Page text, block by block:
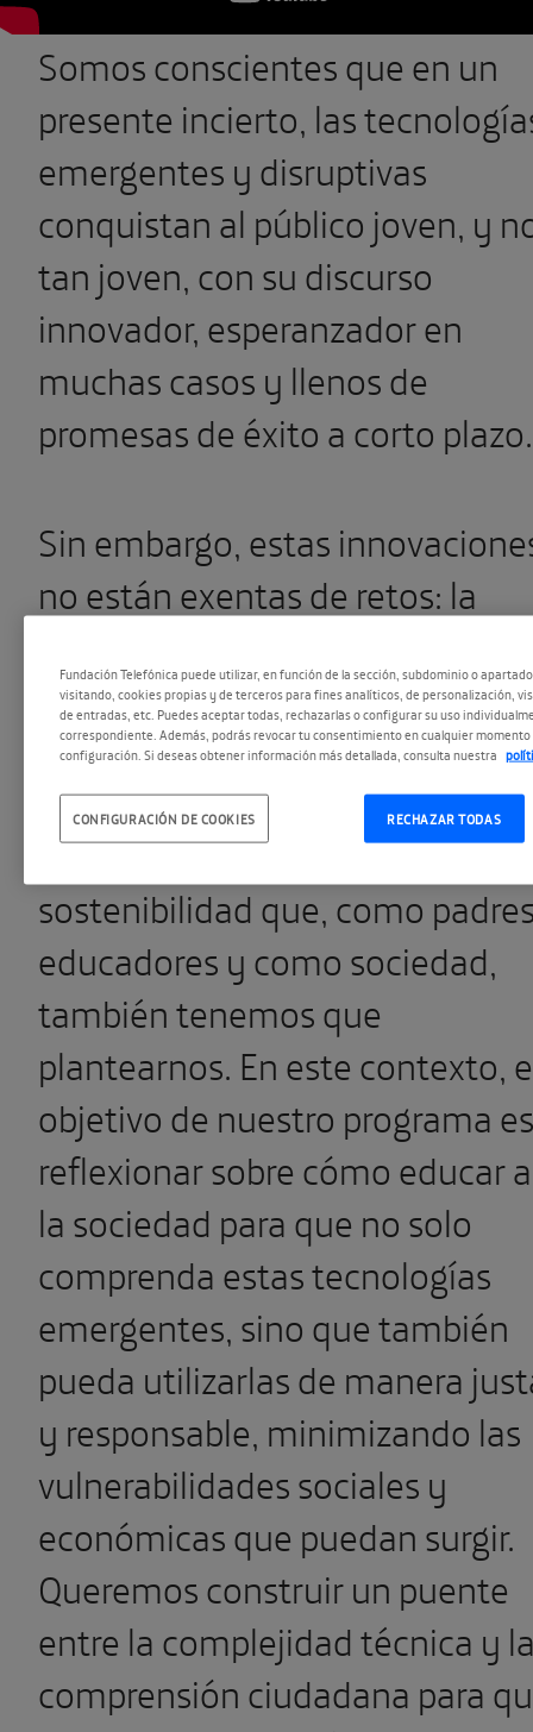
Somos conscientes que en un
presente incierto, las
emergentes y disruptivas
conquistan al público joven, y
tan joven, con su discurso
innovador, esperanzador en
muchas casos y llenos de
promesas de éxito a corto plazo.
Sin embargo, estas
no están exentas de retos: la
criptomonedas, elblockchainy
otras disrupciones tecnológicas
plantean preguntas críticas
accesibilidad, equidad y
sostenibilidad que, como
educadores y como sociedad,
también tenemos que
plantearnos. En este contexto,
objetivo de nuestro programa es
reflexionar sobre cómo educar a
la sociedad para que no solo
comprenda estas tecnologías
emergentes, sino que también
pueda utilizarlas de manera
y responsable, minimizando las
vulnerabilidades sociales y
económicas que puedan surgir.
Queremos construir un puente
entre la complejidad técnica y
comprensión ciudadana para
Fundación Telefónica puede utilizar, en función de la sección, subdominio o
visitando, cookies propias y de terceros para fines analíticos, de personalización,
de entradas, etc. Puedes aceptar todas, rechazarlas o configurar su uso
correspondiente. Además, podrás revocar tu consentimiento en cualquier momento
configuración. Si deseas obtener información más detallada, consulta nuestra
RECHAZAR TODAS
CONFIGURACIÓN DE COOKIES